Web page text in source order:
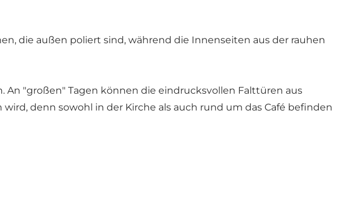
die außen poliert sind, während die Innenseiten aus der rauhen
An "großen" Tagen können die eindrucksvollen Falttüren aus
denn sowohl in der Kirche als auch rund um das Café befinden